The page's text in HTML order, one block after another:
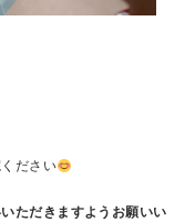
ださい
ただきますようお願いい